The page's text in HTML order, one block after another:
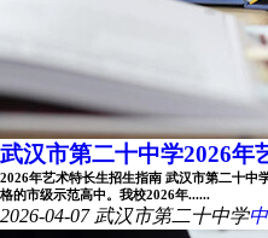
武汉市第二十中学2026年
2026年艺术特长生招生指南 武汉市第二十中
格的市级示范高中。我校2026年......
2026-04-07 武汉市第二十中学